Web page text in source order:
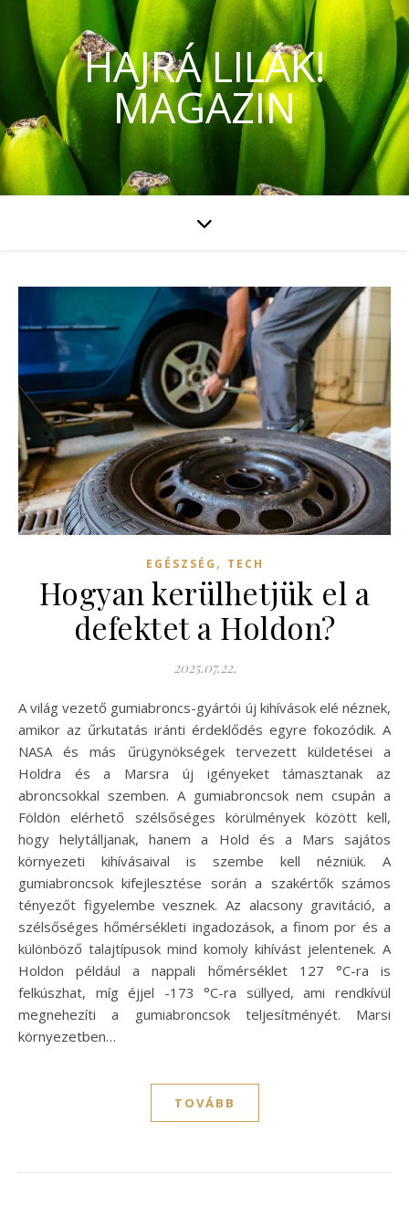
HAJRÁ LILÁK!
MAGAZIN
EGÉSZSÉG , TECH
Hogyan kerülhetjük el a
defektet a Holdon?
2025.07.22.
A világ vezető gumiabroncs-gyártói új kihívások elé néznek,
amikor az űrkutatás iránti érdeklődés egyre fokozódik. A
NASA és más űrügynökségek tervezett küldetései a
Holdra és a Marsra új igényeket támasztanak az
abroncsokkal szemben. A gumiabroncsok nem csupán a
Földön elérhető szélsőséges körülmények között kell,
hogy helytálljanak, hanem a Hold és a Mars sajátos
környezeti kihívásaival is szembe kell nézniük. A
gumiabroncsok kifejlesztése során a szakértők számos
tényezőt figyelembe vesznek. Az alacsony gravitáció, a
szélsőséges hőmérsékleti ingadozások, a finom por és a
különböző talajtípusok mind komoly kihívást jelentenek. A
Holdon például a nappali hőmérséklet 127 °C-ra is
felkúszhat, míg éjjel -173 °C-ra süllyed, ami rendkívül
megnehezíti a gumiabroncsok teljesítményét. Marsi
környezetben…
TOVÁBB